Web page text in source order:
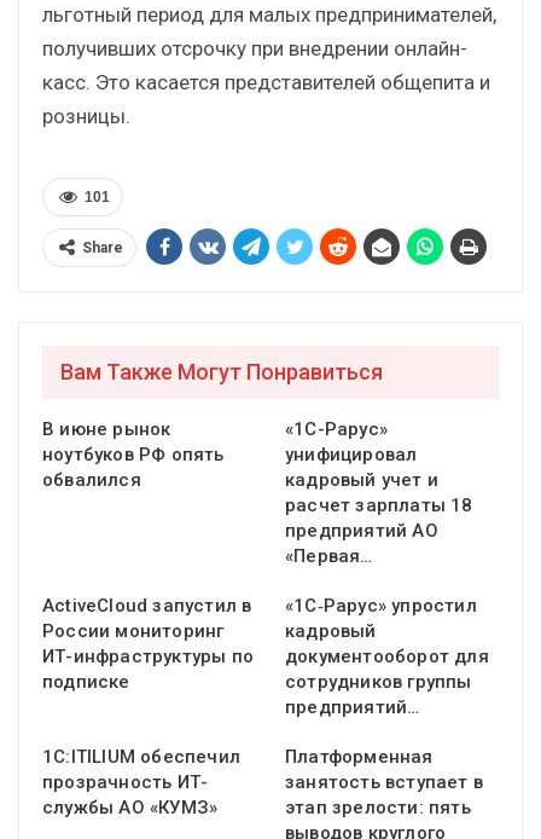
льготный период для малых предпринимателей,
получивших отсрочку при внедрении онлайн-
касс. Это касается представителей общепита и
розницы.
101
Share
Вам Также Могут Понравиться
В июне рынок
ноутбуков РФ опять
обвалился
«1С-Рарус»
унифицировал
кадровый учет и
расчет зарплаты 18
предприятий АО
«Первая…
ActiveCloud запустил в
России мониторинг
ИТ-инфраструктуры по
подписке
«1С‑Рарус» упростил
кадровый
документооборот для
сотрудников группы
предприятий…
1С:ITILIUM обеспечил
прозрачность ИТ-
службы АО «КУМЗ»
Платформенная
занятость вступает в
этап зрелости: пять
выводов круглого